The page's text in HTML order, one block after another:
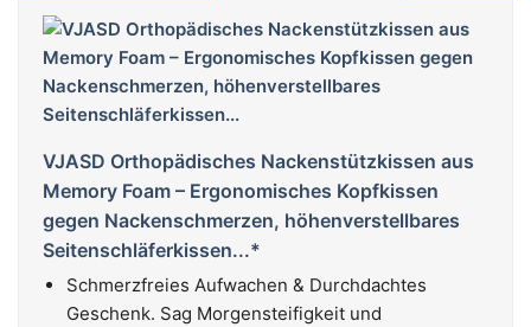
VJASD Orthopädisches Nackenstützkissen aus
Memory Foam – Ergonomisches Kopfkissen
gegen Nackenschmerzen, höhenverstellbares
Seitenschläferkissen...*
Schmerzfreies Aufwachen & Durchdachtes
Geschenk. Sag Morgensteifigkeit und